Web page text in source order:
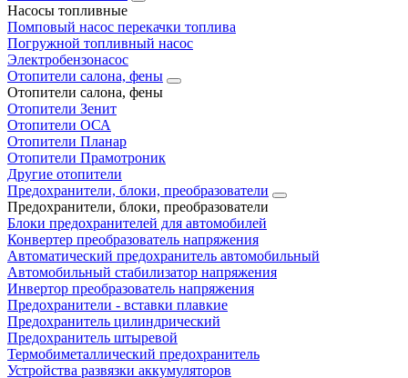
Насосы топливные
Помповый насос перекачки топлива
Погружной топливный насос
Электробензонасос
Отопители салона, фены
Отопители салона, фены
Отопители Зенит
Отопители ОСА
Отопители Планар
Отопители Прамотроник
Другие отопители
Предохранители, блоки, преобразователи
Предохранители, блоки, преобразователи
Блоки предохранителей для автомобилей
Конвертер преобразователь напряжения
Автоматический предохранитель автомобильный
Автомобильный стабилизатор напряжения
Инвертор преобразователь напряжения
Предохранители - вставки плавкие
Предохранитель цилиндрический
Предохранитель штыревой
Термобиметаллический предохранитель
Устройства развязки аккумуляторов